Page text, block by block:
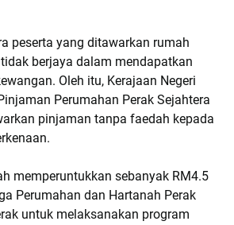
peserta yang ditawarkan rumah
berjaya dalam mendapatkan
Oleh itu, Kerajaan Negeri
Perumahan Perak Sejahtera
pinjaman tanpa faedah kepada
memperuntukkan sebanyak RM4.5
Perumahan dan Hartanah Perak
untuk melaksanakan program